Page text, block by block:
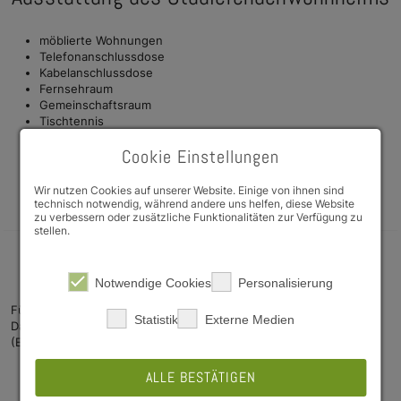
möblierte Wohnungen
Telefonanschlussdose
Kabelanschlussdose
Fernsehraum
Gemeinschaftsraum
Tischtennis
Waschmaschinen und Trockner
Parkplatz (zur Zeit gebührenfrei)
Energieinformationen
Für dieses Objekt liegt ein Energieausweis für Wohngebäude vor.
Dazu folgende Angaben gemäß der Energieeinsparverordnung
(EnEV):
Art des Energieausweises: Energieverbrauchsausweis
Cookie Einstellungen
Wir nutzen Cookies auf unserer Website. Einige von ihnen sind
technisch notwendig, während andere uns helfen, diese Website
zu verbessern oder zusätzliche Funktionalitäten zur Verfügung zu
stellen.
Notwendige Cookies Personalisierung
Statistik Externe Medien
ALLE BESTÄTIGEN